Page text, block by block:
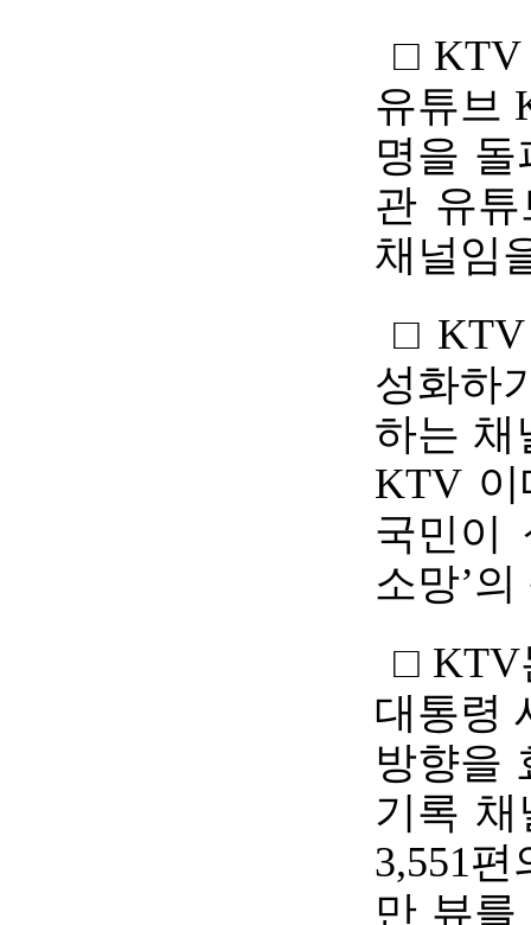
□ KTV
유튜브
명을
관 유
채널임
□ KTV
성화하
하는 채
KTV 이
국민이
소망’
□ KTV
대통령
방향을
기록 채
3,551
만 뷰를